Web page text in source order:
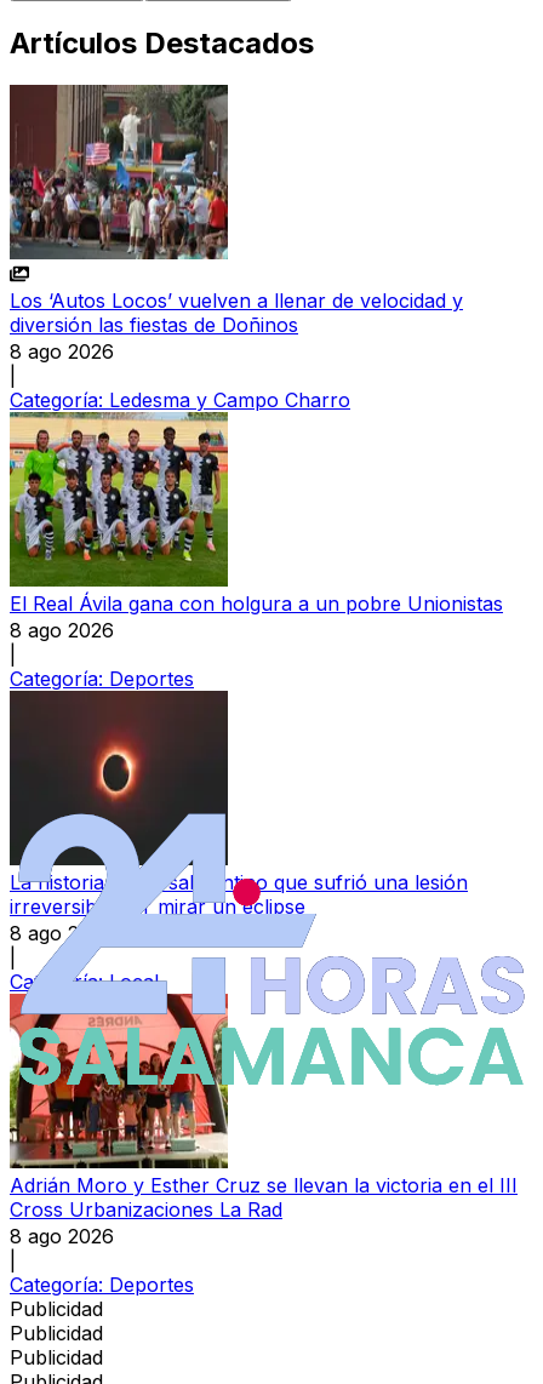
Artículos Destacados
Los ‘Autos Locos’ vuelven a llenar de velocidad y
diversión las fiestas de Doñinos
8 ago 2026
Categoría: Ledesma y Campo Charro
El Real Ávila gana con holgura a un pobre Unionistas
8 ago 2026
Categoría: Deportes
La historia de un salmantino que sufrió una lesión
irreversible por mirar un eclipse
8 ago 2026
Categoría:Local
Adrián Moro y Esther Cruz se llevan la victoria en el III
Cross Urbanizaciones La Rad
8 ago 2026
Categoría: Deportes
Publicidad
Publicidad
Publicidad